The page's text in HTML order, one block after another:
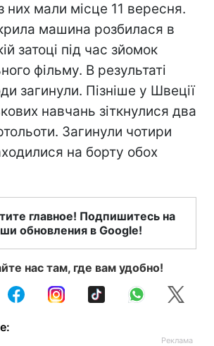
них мали місце 11 вересня.
машина розбилася в
затоці під час зйомок
фільму. В результаті
загинули. Пізніше у Швеції
навчань зіткнулися два
Загинули чотири
на борту обох
главное! Подпишитесь на
обновления в Google!
нас там, где вам удобно!